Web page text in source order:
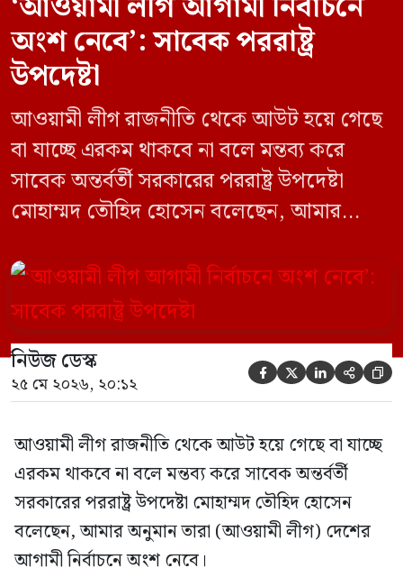
অংশ নেবে’: সাবেক পররাষ্ট্র
উপদেষ্টা
আওয়ামী লীগ রাজনীতি থেকে আউট হয়ে গেছে
বা যাচ্ছে এরকম থাকবে না বলে মন্তব্য করে
সাবেক অন্তর্বর্তী সরকারের পররাষ্ট্র উপদেষ্টা
মোহাম্মদ তৌহিদ হোসেন বলেছেন, আমার
নির্বাচনে অংশ নেবে। সম্প্রতি দেশের একটি
বেসরকারি টেলিভিশনে দেয়া সাক্ষাৎকারে তিনি
এসব কথা বলেন। আওয়ামী লীগ সরকারের সময়
হওয়া অত্যাচার-নিপীড়ন মানুষ ভুলে যাবে এমন
[…]
নিউজ ডেস্ক
২৫ মে ২০২৬, ২০:১২     
আওয়ামী লীগ রাজনীতি থেকে আউট হয়ে গেছে বা যাচ্ছে
এরকম থাকবে না বলে মন্তব্য করে সাবেক অন্তর্বর্তী
সরকারের পররাষ্ট্র উপদেষ্টা মোহাম্মদ তৌহিদ হোসেন
বলেছেন, আমার অনুমান তারা (আওয়ামী লীগ) দেশের
আগামী নির্বাচনে অংশ নেবে।